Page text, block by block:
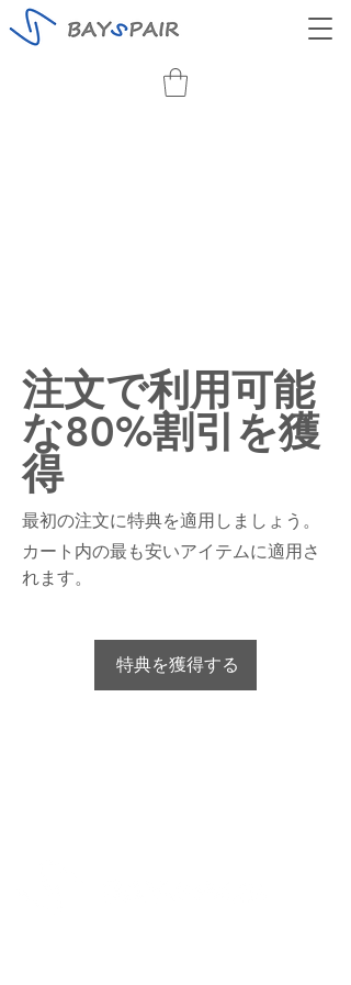
注文で利用可能
な80%割引を獲
得
最初の注文に特典を適用しましょう。
特典を獲得する
カート内の最も安いアイテムに適用さ
れます。